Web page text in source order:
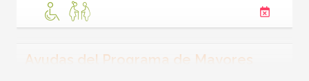
Ayudas del Programa de Mayores